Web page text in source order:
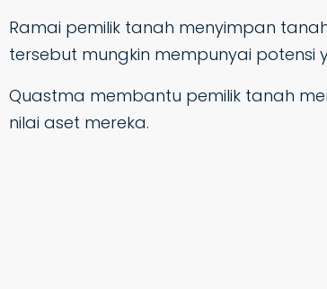
Ramai pemilik tanah menyimpan
tersebut mungkin mempunyai
Quastma membantu pemilik tanah
nilai aset mereka.